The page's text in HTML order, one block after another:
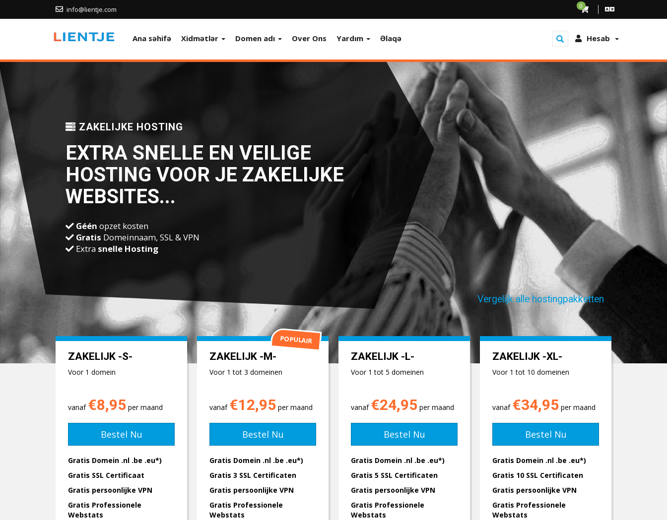
info@lientje.com 0
Hesab
Ana səhifə Xidmətlər Domen adı Over Ons Yardım Əlaqə
ZAKELIJKE HOSTING
EXTRA SNELLE EN VEILIGE
HOSTING VOOR JE ZAKELIJKE
WEBSITES...
Géén opzet kosten
Gratis Domeinnaam, SSL & VPN
Extra snelle Hosting
Vergelijk alle hostingpakketten
ZAKELIJK -S-
Voor 1 domein
vanaf €8,95 per maand
Bestel Nu
Gratis Domein .nl .be .eu*)
Gratis SSL Certificaat
Gratis persoonlijke VPN
Gratis Professionele
Webstats
ZAKELIJK -M-
Voor 1 tot 3 domeinen
vanaf €12,95 per maand
Bestel Nu
Gratis Domein .nl .be .eu*)
Gratis 3 SSL Certificaten
Gratis persoonlijke VPN
Gratis Professionele
Webstats
POPULAIR
ZAKELIJK -L-
Voor 1 tot 5 domeinen
vanaf €24,95 per maand
Bestel Nu
Gratis Domein .nl .be .eu*)
Gratis 5 SSL Certificaten
Gratis persoonlijke VPN
Gratis Professionele
Webstats
ZAKELIJK -XL-
Voor 1 tot 10 domeinen
vanaf €34,95 per maand
Bestel Nu
Gratis Domein .nl .be .eu*)
Gratis 10 SSL Certificaten
Gratis persoonlijke VPN
Gratis Professionele
Webstats